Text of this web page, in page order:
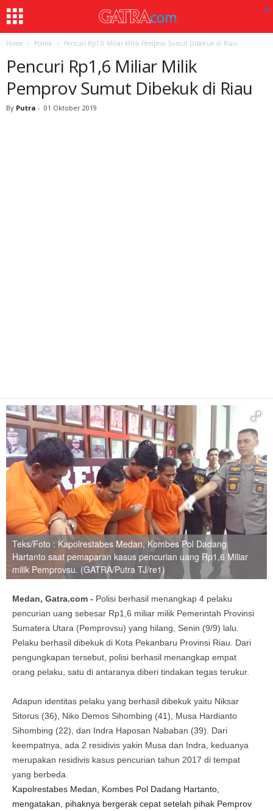
Home Politik Pencuri Rp1,6 Miliar Milik Pemprov Sumut Dibekuk di Riau
Pencuri Rp1,6 Miliar Milik
Pemprov Sumut Dibekuk di Riau
By Putra - 01 Oktober 2019
Teks/Foto : Kapolrestabes Medan, Kombes Pol Dadang
Hartanto saat pemaparan kasus pencurian uang Rp1,6 Miliar
milik Pemprovsu. (GATRA/Putra TJ/re1)
Medan, Gatra.com - Polisi berhasil menangkap 4 pelaku
pencurian uang sebesar Rp1,6 miliar milik Pemerintah Provinsi
Sumatera Utara (Pemprovsu) yang hilang, Senin (9/9) lalu.
Pelaku berhasil dibekuk di Kota Pekanbaru Provinsi Riau. Dari
pengungkapan tersebut, polisi berhasil menangkap empat
orang pelaku, satu di antaranya diberi tindakan tegas terukur.
Adapun identitas pelaku yang berhasil dibekuk yaitu Niksar
Sitorus (36), Niko Demos Sihombing (41), Musa Hardianto
Sihombing (22), dan Indra Haposan Nababan (39). Dari
keempatnya, ada 2 residivis yakin Musa dan Indra, keduanya
merupakan residivis kasus pencurian tahun 2017 di tempat
yang berbeda.
Kapolrestabes Medan, Kombes Pol Dadang Hartanto,
mengatakan, pihaknya bergerak cepat setelah pihak Pemprov